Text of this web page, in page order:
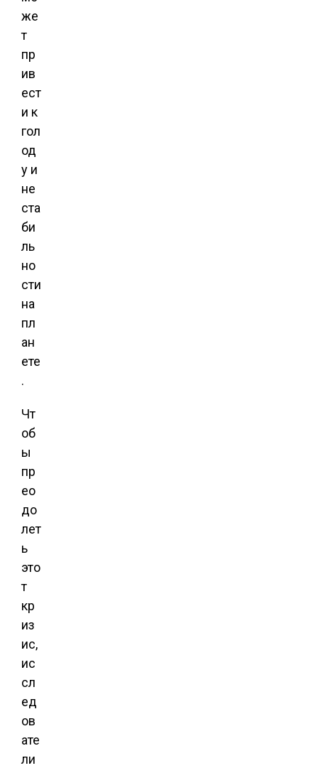
же
т
пр
ив
ест
и к
гол
од
у и
не
ста
би
ль
но
сти
на
пл
ан
ете
.
Чт
об
ы
пр
ео
до
лет
ь
это
т
кр
из
ис,
ис
сл
ед
ов
ате
ли